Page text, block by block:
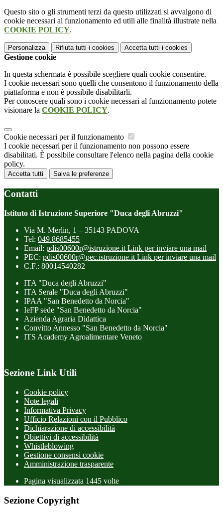
Questo sito o gli strumenti terzi da questo utilizzati si avvalgono di
cookie necessari al funzionamento ed utili alle finalità illustrate nella
COOKIE POLICY.
Personalizza Rifiuta tutti i cookies Accetta tutti i cookies
Gestione cookie
In questa schermata è possibile scegliere quali cookie consentire.
I cookie necessari sono quelli che consentono il funzionamento della
piattaforma e non è possibile disabilitarli.
Per conoscere quali sono i cookie necessari al funzionamento potete
visionare la COOKIE POLICY.
Cookie necessari per il funzionamento
I cookie necessari per il funzionamento non possono essere
disabilitati. È possibile consultare l'elenco nella pagina della cookie
policy.
Accetta tutti Salva le preferenze
Contatti
Istituto di Istruzione Superiore "Duca degli Abruzzi"
Via M. Merlin, 1 – 35143 PADOVA
Tel: 049.8685455
Email: pdis00600r@istruzione.it Link per inviare una mail
PEC: pdis00600r@pec.istruzione.it Link per inviare una mail
C.F.: 80014540282
ITA "Duca degli Abruzzi"
ITA Serale "Duca degli Abruzzi"
IPAA "San Benedetto da Norcia"
IeFP sede "San Benedetto da Norcia"
Azienda Agraria Didattica
Convitto Annesso "San Benedetto da Norcia"
ITS Academy Agroalimentare Veneto
Sezione Link Utili
Cookie policy
Note legali
Informativa Privacy
Ufficio Relazioni con il Pubblico
Dichiarazione di accessibilità
Obiettivi di accessibilità
Whistleblowing
Gestione consensi cookie
Amministrazione trasparente
Pagina visualizzata 1445 volte
Sezione Copyright